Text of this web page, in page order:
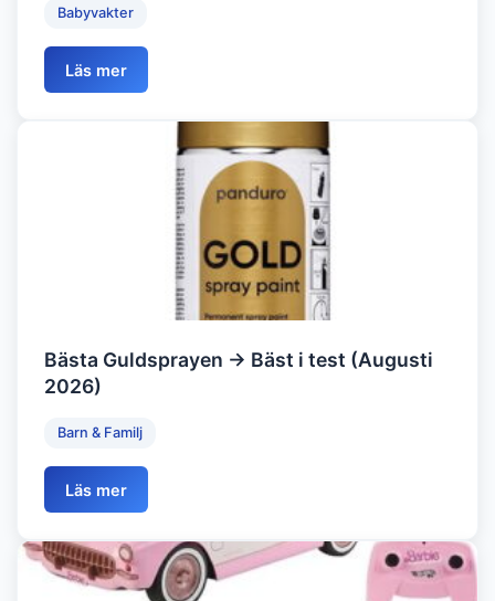
Babyvakter
Läs mer
Bästa Guldsprayen → Bäst i test (Augusti
2026)
Barn & Familj
Läs mer